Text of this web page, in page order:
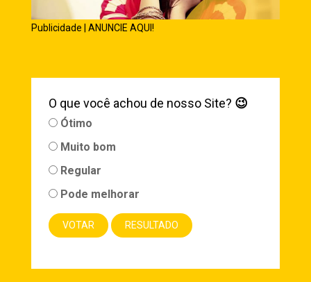
Publicidade | ANUNCIE AQUI!
O que você achou de nosso Site? 😉
Ótimo
Muito bom
Regular
Pode melhorar